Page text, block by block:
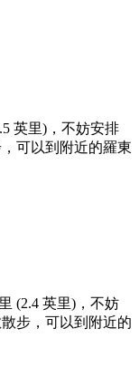
英里)，不妨安排
可以到附近的羅東
(2.4 英里)，不妨
步，可以到附近的